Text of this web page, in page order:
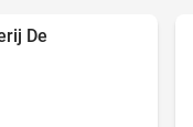
De